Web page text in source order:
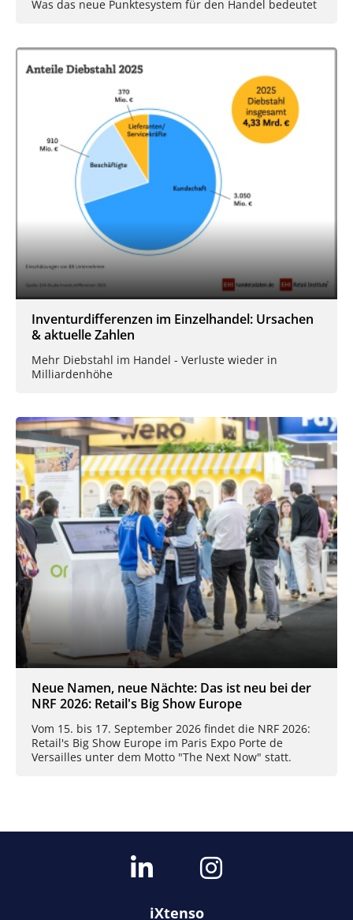
Was das neue Punktesystem für den Handel bedeutet
Inventurdifferenzen im Einzelhandel: Ursachen
& aktuelle Zahlen
Mehr Diebstahl im Handel - Verluste wieder in
Milliardenhöhe
Neue Namen, neue Nächte: Das ist neu bei der
NRF 2026: Retail's Big Show Europe
Vom 15. bis 17. September 2026 findet die NRF 2026:
Retail's Big Show Europe im Paris Expo Porte de
Versailles unter dem Motto "The Next Now" statt.
iXtenso